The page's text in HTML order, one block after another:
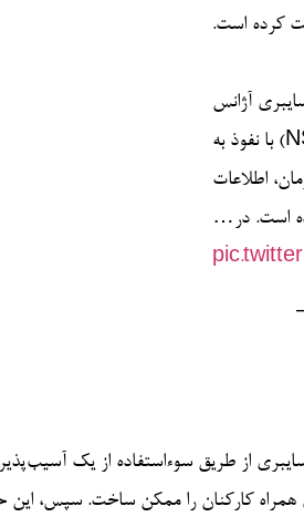
کرده است.
آژانس
امنیت ملی آمریکا (NSA) با نفوذ به
اطلاعات
است. در…
از طریق سوءاستفاده از یک